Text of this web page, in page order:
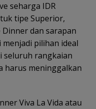
seharga IDR
tipe Superior,
Dinner dan sarapan
pilihan ideal
seluruh rangkaian
harus meninggalkan
Viva La Vida atau